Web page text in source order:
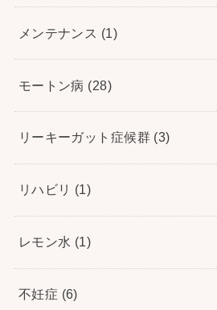
メンテナンス (1)
モートン病 (28)
リーキーガット症候群 (3)
リハビリ (1)
レモン水 (1)
不妊症 (6)